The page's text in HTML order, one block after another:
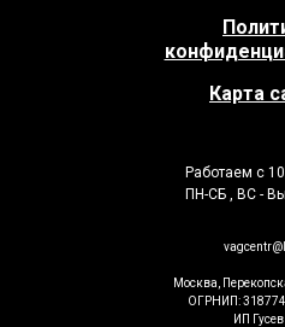
Москва,
ОГРНИП:
ИП
Работаем с
ПН-СБ , ВС -
Карта